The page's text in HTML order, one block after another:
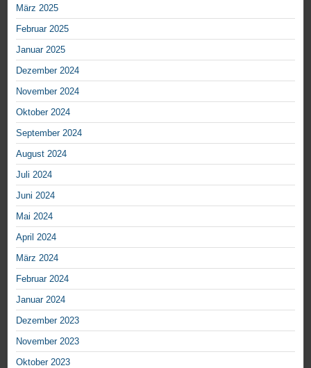
März 2025
Februar 2025
Januar 2025
Dezember 2024
November 2024
Oktober 2024
September 2024
August 2024
Juli 2024
Juni 2024
Mai 2024
April 2024
März 2024
Februar 2024
Januar 2024
Dezember 2023
November 2023
Oktober 2023